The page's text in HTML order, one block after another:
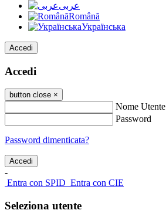
عربى
Română
Українська
Accedi
Accedi
button close ×
Nome Utente
Password
Password dimenticata?
-
Entra con SPID Entra con CIE
Seleziona utente